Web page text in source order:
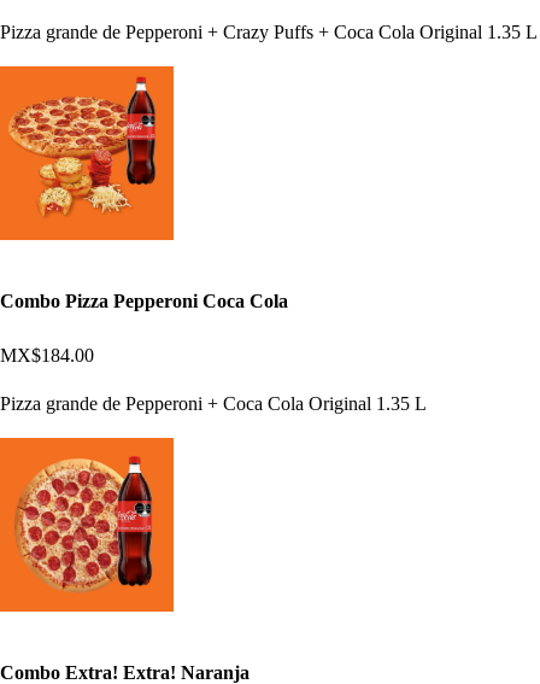
Pizza grande de Pepperoni + Crazy Puffs + Coca Cola Original 1.35 L
Combo Pizza Pepperoni Coca Cola
MX$184.00
Pizza grande de Pepperoni + Coca Cola Original 1.35 L
Combo Extra! Extra! Naranja